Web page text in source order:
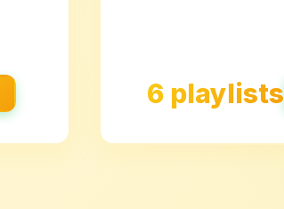
6 playlists